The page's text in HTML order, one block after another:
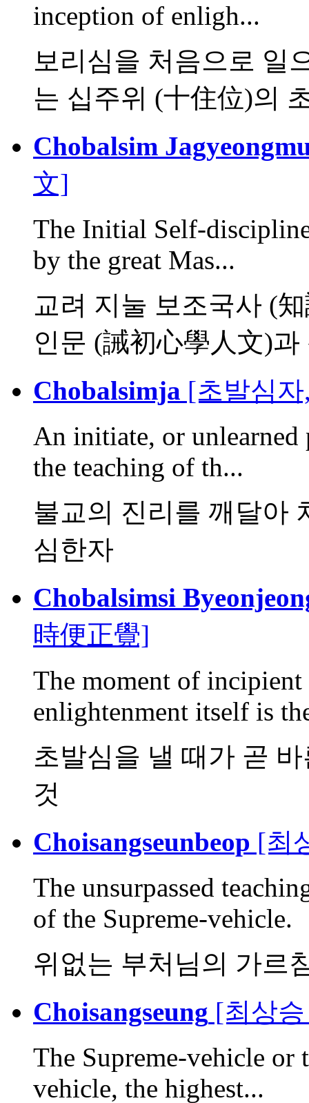
inception of enligh...
보리심을 처음으로 일
는 십주위 (十住位)의
Chobalsim
文]
The Initial Self-
by the great Mas...
교려 지눌 보조국사 (
인문 (誡初心學人文)과
Chobalsimja [초발심
An initiate, or unlearned
the teaching of th...
불교의 진리를 깨달아
심한자
Chobalsimsi
時便正覺]
The moment of incipient
enlightenment itself is
초발심을 낼 때가 곧
것
Choisangseunbeop [최
The unsurpassed
of the Supreme-vehicle.
위없는 부처님의 가르
Choisangseung [최상
The Supreme-vehicle or
vehicle, the highest...